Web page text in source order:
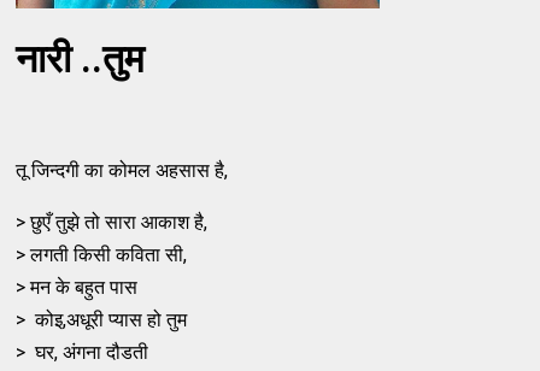
नारी ..तुम
तू जिन्दगी का कोमल अहसास है,
> छुएँ तुझे तो सारा आकाश है,
> लगती किसी कविता सी,
> मन के बहुत पास
> कोइ,अधूरी प्यास हो तुम
> घर, अंगना दौडती